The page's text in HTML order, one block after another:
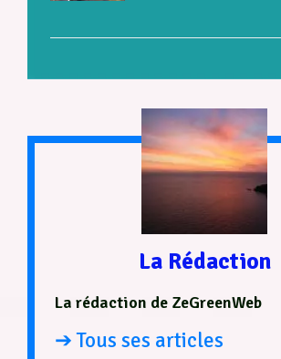
La Rédaction
La rédaction de ZeGreenWeb
➔ Tous ses articles